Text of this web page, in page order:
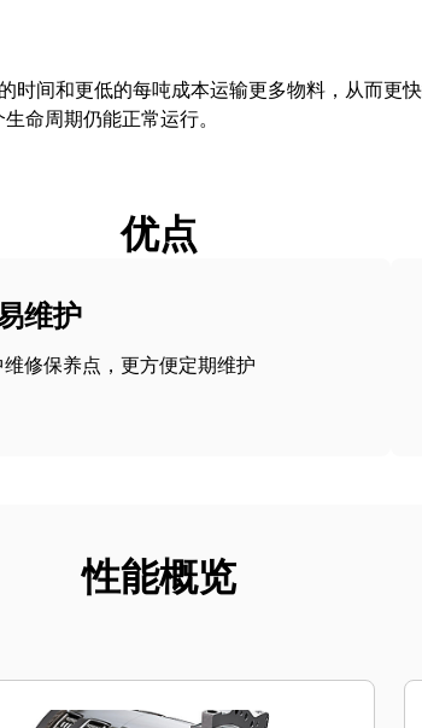
时间和更低的每吨成本运输更多物料，从而更
命周期仍能正常运行。
优点
维护
修保养点，更方便定期维护
性能概览